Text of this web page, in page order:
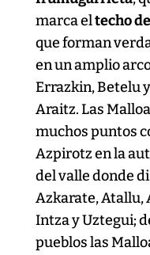
marca eltecho
que forman
en un amplio
Errazkin, Betelu
Araitz. Las
muchos puntos
Azpirotz en la
del valle donde
Azkarate, Atallu,
Intza y Uztegui;
pueblos las